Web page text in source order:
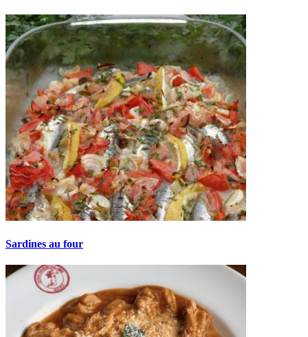
Sardines au four